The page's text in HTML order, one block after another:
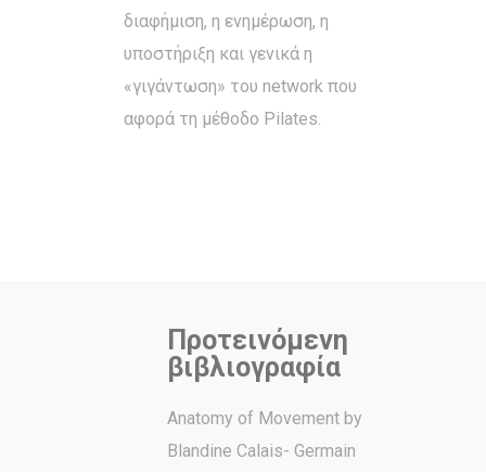
διαφήμιση, η ενημέρωση, η
υποστήριξη και γενικά η
«γιγάντωση» του network που
αφορά τη μέθοδο Pilates.
Προτεινόμενη
βιβλιογραφία
Anatomy of Movement by
Blandine Calais- Germain